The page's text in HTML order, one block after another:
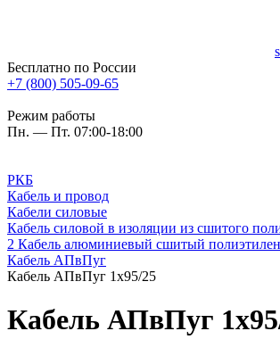
Бесплатно по России
+7 (800) 505-09-65
Режим работы
Пн. — Пт. 07:00-18:00
РКБ
Кабель и провод
Кабели силовые
Кабель силовой в изоляции из сшитого
2 Кабель алюминиевый сшитый
Кабель АПвПуг
Кабель АПвПуг 1х95/25
Кабель АПвПуг